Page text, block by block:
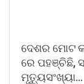
ଦେଶର ମୋଟ
ରେ ପହଞ୍ଚିଛି,
ମୃତ୍ୟୁସଂଖ୍ୟା…